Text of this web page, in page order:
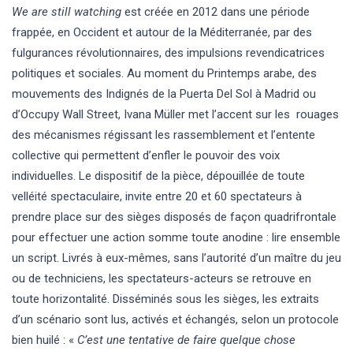
We are still watching est créée en 2012 dans une période
frappée, en Occident et autour de la Méditerranée, par des
fulgurances révolutionnaires, des impulsions revendicatrices
politiques et sociales. Au moment du Printemps arabe, des
mouvements des Indignés de la Puerta Del Sol à Madrid ou
d’Occupy Wall Street, Ivana Müller met l’accent sur les rouages
des mécanismes régissant les rassemblement et l’entente
collective qui permettent d’enfler le pouvoir des voix
individuelles. Le dispositif de la pièce, dépouillée de toute
velléité spectaculaire, invite entre 20 et 60 spectateurs à
prendre place sur des sièges disposés de façon quadrifrontale
pour effectuer une action somme toute anodine : lire ensemble
un script. Livrés à eux-mêmes, sans l’autorité d’un maître du jeu
ou de techniciens, les spectateurs-acteurs se retrouve en
toute horizontalité. Disséminés sous les sièges, les extraits
d’un scénario sont lus, activés et échangés, selon un protocole
bien huilé : « C’est une tentative de faire quelque chose